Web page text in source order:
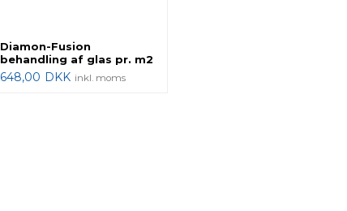
Diamon-Fusion
behandling af glas pr. m2
648,00 DKK inkl. moms